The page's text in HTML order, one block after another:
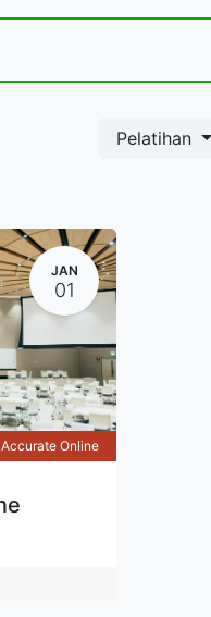
Pelatihan
JAN
01
Accurate Online